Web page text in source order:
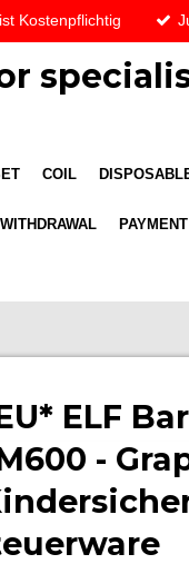
Kostenpflichtig
COIL
ELF
-